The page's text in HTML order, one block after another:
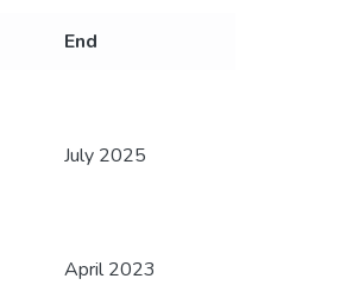
End
July 2025
April 2023